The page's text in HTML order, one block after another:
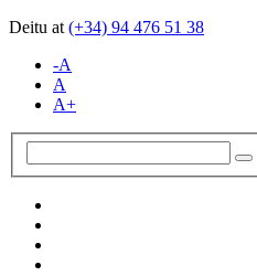
Deitu at (+34) 94 476 51 38
-A
A
A+